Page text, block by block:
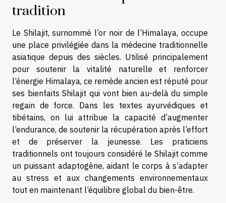
tradition
Le Shilajit, surnommé l’or noir de l’Himalaya, occupe
une place privilégiée dans la médecine traditionnelle
asiatique depuis des siècles. Utilisé principalement
pour soutenir la vitalité naturelle et renforcer
l’énergie Himalaya, ce remède ancien est réputé pour
ses bienfaits Shilajit qui vont bien au-delà du simple
regain de force. Dans les textes ayurvédiques et
tibétains, on lui attribue la capacité d’augmenter
l’endurance, de soutenir la récupération après l’effort
et de préserver la jeunesse. Les praticiens
traditionnels ont toujours considéré le Shilajit comme
un puissant adaptogène, aidant le corps à s’adapter
au stress et aux changements environnementaux
tout en maintenant l’équilibre global du bien-être.